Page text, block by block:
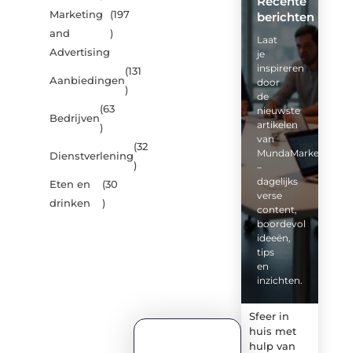
Marketing
and
Advertising
(197
)
Aanbiedingen
(131
)
Bedrijven
(63
)
Dienstverlening
(32
)
Eten en
drinken
(30
)
berichten
Laat
je
inspireren
door
de
nieuwste
artikelen
van
MundaMarketing.nl
–
dagelijks
verse
content,
boordevol
ideeën,
tips
en
inzichten.
Sfeer in
huis met
hulp van